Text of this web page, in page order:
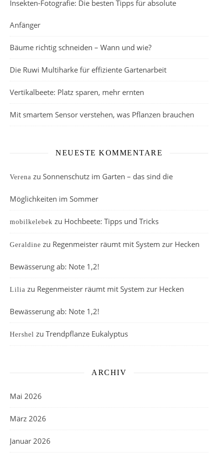
Insekten-Fotografie: Die besten Tipps für absolute
Anfänger
Bäume richtig schneiden – Wann und wie?
Die Ruwi Multiharke für effiziente Gartenarbeit
Vertikalbeete: Platz sparen, mehr ernten
Mit smartem Sensor verstehen, was Pflanzen brauchen
NEUESTE KOMMENTARE
Verena zu Sonnenschutz im Garten – das sind die
Möglichkeiten im Sommer
mobilkelebek zu Hochbeete: Tipps und Tricks
Geraldine zu Regenmeister räumt mit System zur Hecken
Bewässerung ab: Note 1,2!
Lilia zu Regenmeister räumt mit System zur Hecken
Bewässerung ab: Note 1,2!
Hershel zu Trendpflanze Eukalyptus
ARCHIV
Mai 2026
März 2026
Januar 2026